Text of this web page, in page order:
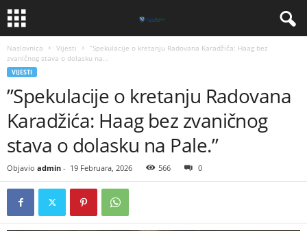
Naslovnica Vijesti
​”Spekulacije o kretanju Radovana Karadžića: Haag bez
zvaničnog stava o dolasku na...
VIJESTI
​”Spekulacije o kretanju Radovana
Karadžića: Haag bez zvaničnog
stava o dolasku na Pale.”
Objavio admin - 19 Februara, 2026 566 0